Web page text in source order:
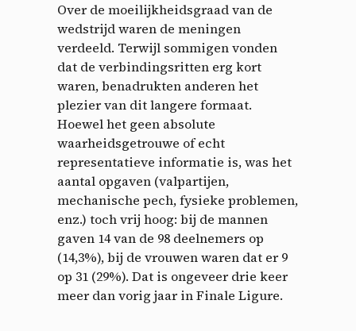
Over de moeilijkheidsgraad van de
wedstrijd waren de meningen
verdeeld. Terwijl sommigen vonden
dat de verbindingsritten erg kort
waren, benadrukten anderen het
plezier van dit langere formaat.
Hoewel het geen absolute
waarheidsgetrouwe of echt
representatieve informatie is, was het
aantal opgaven (valpartijen,
mechanische pech, fysieke problemen,
enz.) toch vrij hoog: bij de mannen
gaven 14 van de 98 deelnemers op
(14,3%), bij de vrouwen waren dat er 9
op 31 (29%). Dat is ongeveer drie keer
meer dan vorig jaar in Finale Ligure.